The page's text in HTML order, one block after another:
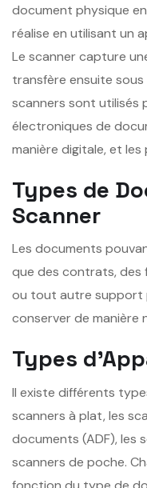
document physique
réalise en utilisant un
Le scanner capture
transfère ensuite sous
scanners sont utilisés
électroniques de
manière digitale, et
Types de
Scanner
Les documents
que des contrats, des
ou tout autre support
conserver de manière
Types
Il existe différents
scanners à plat, les
documents (ADF), les
scanners de poche.